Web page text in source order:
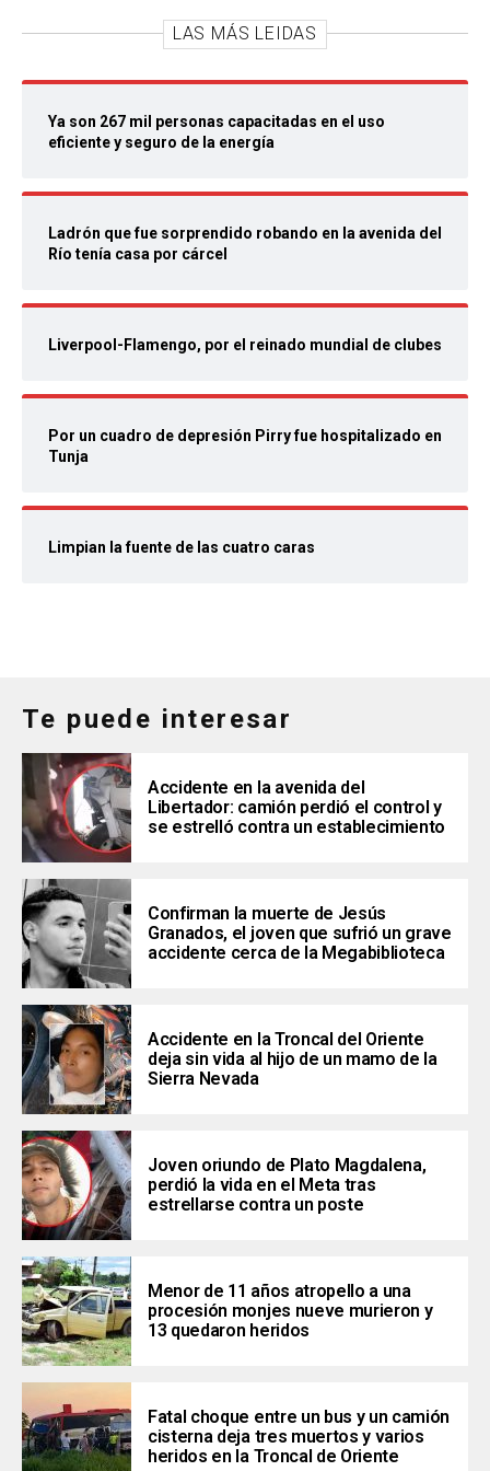
LAS MÁS LEIDAS
Ya son 267 mil personas capacitadas en el uso
eficiente y seguro de la energía
Ladrón que fue sorprendido robando en la avenida del
Río tenía casa por cárcel
Liverpool-Flamengo, por el reinado mundial de clubes
Por un cuadro de depresión Pirry fue hospitalizado en
Tunja
Limpian la fuente de las cuatro caras
Te puede interesar
Accidente en la avenida del
Libertador: camión perdió el control y
se estrelló contra un establecimiento
Confirman la muerte de Jesús
Granados, el joven que sufrió un grave
accidente cerca de la Megabiblioteca
Accidente en la Troncal del Oriente
deja sin vida al hijo de un mamo de la
Sierra Nevada
Joven oriundo de Plato Magdalena,
perdió la vida en el Meta tras
estrellarse contra un poste
Menor de 11 años atropello a una
procesión monjes nueve murieron y
13 quedaron heridos
Fatal choque entre un bus y un camión
cisterna deja tres muertos y varios
heridos en la Troncal de Oriente